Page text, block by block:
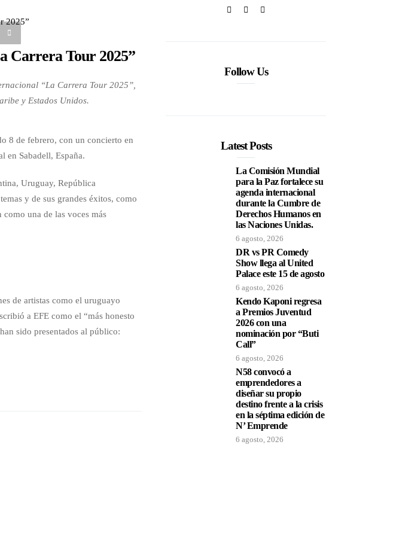
Carrera Tour 2025”
“La Carrera Tour 2025”,
y Estados Unidos.
8 de febrero, con un concierto en
en Sabadell, España.
Uruguay, República
y de sus grandes éxitos, como
como una de las voces más
de artistas como el uruguayo
a EFE como el “más honesto
sido presentados al público:
Follow Us
Latest Posts
La Comisión Mundial
para la Paz fortalece su
agenda internacional
durante la Cumbre de
Derechos Humanos en
las Naciones Unidas.
6 agosto, 2026
DR vs PR Comedy
Show llega al United
Palace este 15 de agosto
6 agosto, 2026
Kendo Kaponi regresa
a Premios Juventud
2026 con una
nominación por “Buti
Call”
6 agosto, 2026
N58 convocó a
emprendedores a
diseñar su propio
destino frente a la crisis
en la séptima edición de
N’ Emprende
6 agosto, 2026